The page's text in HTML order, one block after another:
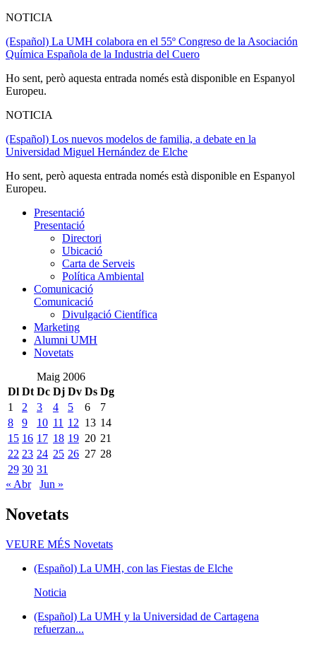
NOTICIA
(Español) La UMH colabora en el 55º Congreso de la Asociación
Química Española de la Industria del Cuero
Ho sent, però aquesta entrada només està disponible en Espanyol
Europeu.
NOTICIA
(Español) Los nuevos modelos de familia, a debate en la
Universidad Miguel Hernández de Elche
Ho sent, però aquesta entrada només està disponible en Espanyol
Europeu.
Presentació
Presentació
Directori
Ubicació
Carta de Serveis
Política Ambiental
Comunicació
Comunicació
Divulgació Científica
Marketing
Alumni UMH
Novetats
Maig 2006
Dl Dt Dc Dj Dv Ds Dg
1
2 3 4 5 6
7
8
9 10 11 12 13 14
15 16 17 18 19 20 21
22 23 24 25 26 27 28
29 30 31
« Abr
Jun »
Novetats
VEURE MÉS Novetats
(Español) La UMH, con las Fiestas de Elche
Noticia
(Español) La UMH y la Universidad de Cartagena
refuerzan...